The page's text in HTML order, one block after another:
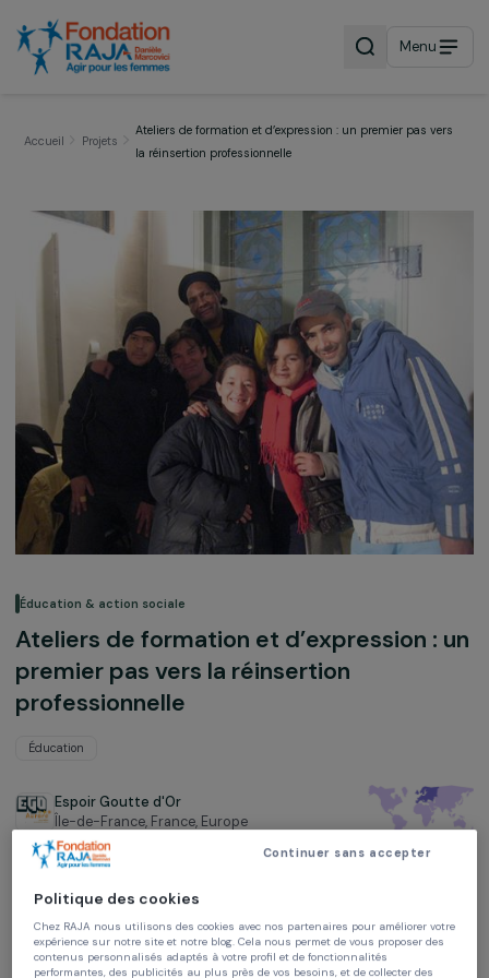
Menu
Ateliers de formation et d’expression : un premier pas
Éducation & action sociale
Ateliers de formation et d’expression
premier pas vers la réinsertion
Éducation
Espoir Goutte d'Or
Île-de-France, France,
Projet soutenu en 2006 : Agir pour les femmes
Continuer sans accepter